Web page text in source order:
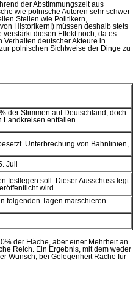
der Abstimmungszeit aus
wie polnische Autoren sehr schwer
Stellen wie Politikern,
Historikern!) müssen deshalb stets
diesen Effekt noch, da es
deutscher Akteure in
polnischen Sichtweise der Dinge zu
der Stimmen auf Deutschland, doch
Landkreisen entfallen
Unterbrechung von Bahnlinien,
Juli
festlegen soll. Dieser Ausschuss legt
wird.
folgenden Tagen marschieren
der Fläche, aber einer Mehrheit an
Reich. Ein Ergebnis, mit dem weder
Wunsch, bei Gelegenheit Rache für